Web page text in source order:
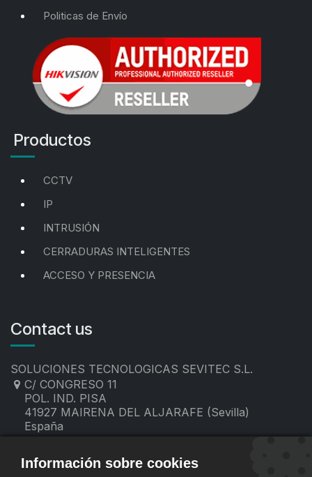
Politicas de Envío
Productos
CCTV
IP
INTRUSIÓN
CERRADURAS INTELIGENTES
ACCESO Y PRESENCIA
Contact us
SOLUCIONES TECNOLOGICAS SEVITEC S.L.
C/ CONGRESO 11
POL. IND. PISA
41927 MAIRENA DEL ALJARAFE (Sevilla)
España
contacto@sevitec.es
Información sobre cookies